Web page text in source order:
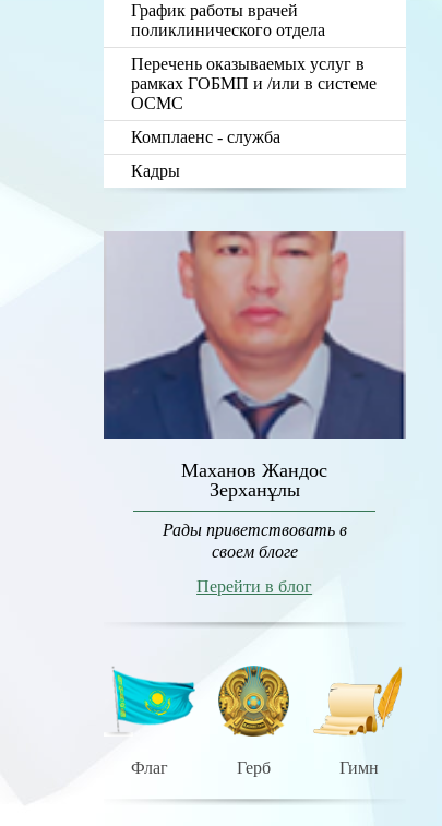
График работы врачей
поликлинического отдела
Перечень оказываемых услуг в
рамках ГОБМП и /или в системе
ОСМС
Комплаенс - служба
Кадры
Маханов Жандос
Зерханұлы
Рады приветствовать в
своем блоге
Перейти в блог
Флаг Герб Гимн